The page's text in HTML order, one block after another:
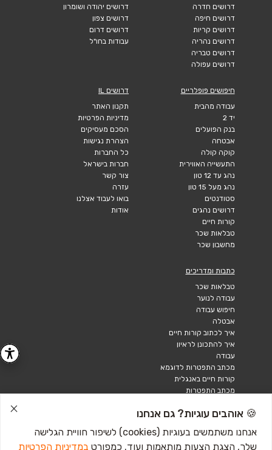
דרושים חדרה
דרושים חיפה
דרושים קריות
דרושים נהריה
דרושים טבריה
דרושים עפולה
דרושים יהודה ושומרון
דרושים צפון
דרושים דרום
עבודות בחו"ל
חיפושים פופלריים
עבודה מהבית
יד 2
בנק הפועלים
אבטחה
קוקה קולה
התעשייה האווירית
נהג עד 12 טון
נהג מעל 15 טון
סטודנטים
דרושים נהגים
קורות חיים
טבלאות שכר
מחשבון שכר
דרושים IL
תקנון האתר
מדיניות הפרטיות
הסכם מעסיקים
הצהרת נגישות
כל החברות
חברות בישראל
צור קשר
עזרה
בואו לעבוד אצלנו
אודות
כתבות ומדריכים
טבלאות שכר
עבודה לנוער
חיפוש עבודה
אבטלה
איך לכתוב קורות חיים
איך להתכונן לראיון
עבודה
מכתב התפטרות לדוגמא
קורות חיים באנגלית
מכתב התפטרות
🍪 אוהבים עוגיות? גם אנחנו
אנחנו משתמשים בעוגיות (cookies) לשיפור חוויית הגלישה
שלך, הצגת הצעות מותאמות ועוד. כמפורט במדיניות הפרטיות